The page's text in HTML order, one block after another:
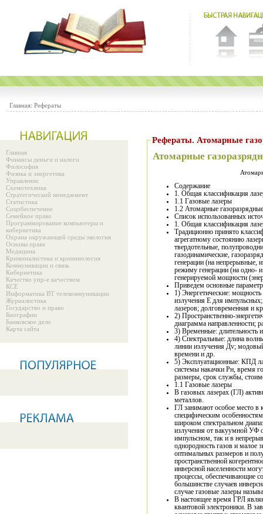
Главная: Рефераты
Главная
Финансы деньги и налоги
Философия
Физика и энергетика
Управление
Схемотехника
Стратегический менеджмент
Статистика
Соцобеспечение
Семейное право
Программирование компьютеры и
кибернетика
Охрана окружающей среды экология
Основы права
Медицина
Криминалистика и криминология
Коммуникации и связь
Кибернетика
Качество упр-е качеством
КСЕ
Информатика ВТ телекоммуникации
Журналистика
Государство и право
Биографии
Банковское дело
Карта сайта
Рефераты. Атомарные
Атомарные
Содержание
1. Общая классификация
1.1 Газовые лазеры
1.2 Атомарные
Список использованных
1. Общая классификация
Традиционно принято
агрегатному состоянию
твердотельные,
газодинамические,
генерации (на непрерывные,
режиму генерации (на одно-
генерируемой мощности
Приведем основные
1) Энергетические:
излучения Е для
лазеров; долговременная и
2) Пространственно-
диаграмма направленности;
3) Временные: длительность
4) Спектральные: длина волны (частота v) излучения; полуширина
линии излучения Дv; модовый
времени и др.
5) Эксплуатационные: КПД
системы накачки Рн, время
размеры, срок службы,
1.1 Газовые лазеры
В газовых лазерах (ГЛ)
металлов.
ГЛ занимают особое место в
специфическим
широком спектральном
излучения от вакуумной УФ
импульсном, так и в
однородность газов и малое значение позволяют применять
оптимальных размеров и
пространственной
инверсной населенности
процессы, обеспечивающие
большинстве случаев
случае газовые лазеры
В настоящее время ГРЛ
квантовой электроники. В